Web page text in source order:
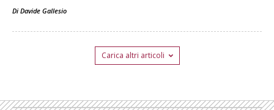
Di Davide Gallesio
Carica altri articoli